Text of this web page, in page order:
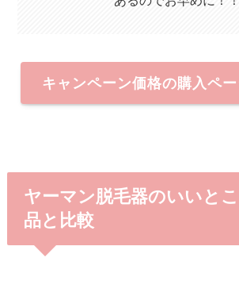
キャンペーン価格の購入ペ
ヤーマン脱毛器のいいと
品と比較